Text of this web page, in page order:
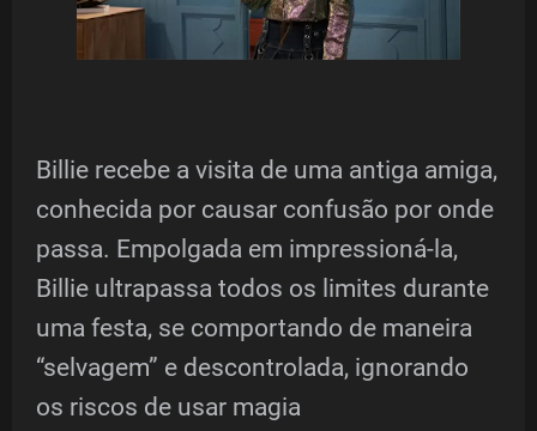
Billie recebe a visita de uma antiga amiga,
conhecida por causar confusão por onde
passa. Empolgada em impressioná-la,
Billie ultrapassa todos os limites durante
uma festa, se comportando de maneira
“selvagem” e descontrolada, ignorando
os riscos de usar magia